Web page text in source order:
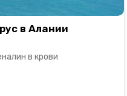
в Алании
в крови